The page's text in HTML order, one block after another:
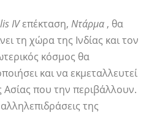
IVεπέκταση, Ντάρμα , θα
τη χώρα της Ινδίας και τον
κόσμος θα
και να εκμεταλλευτεί
Ασίας που την περιβάλλουν.
της